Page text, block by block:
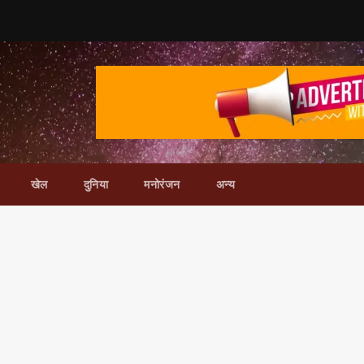
खेल दुनिया मनोरंजन अन्य